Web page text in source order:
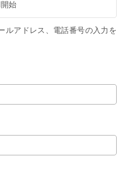
始
ルアドレス、電話番号の入力を